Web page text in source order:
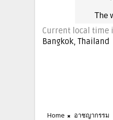
Current local time
Bangkok, Thailand
Home
อาชญากรรม